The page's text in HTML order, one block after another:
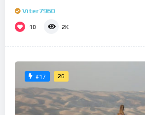
Viter7960
10 2K
#17 26